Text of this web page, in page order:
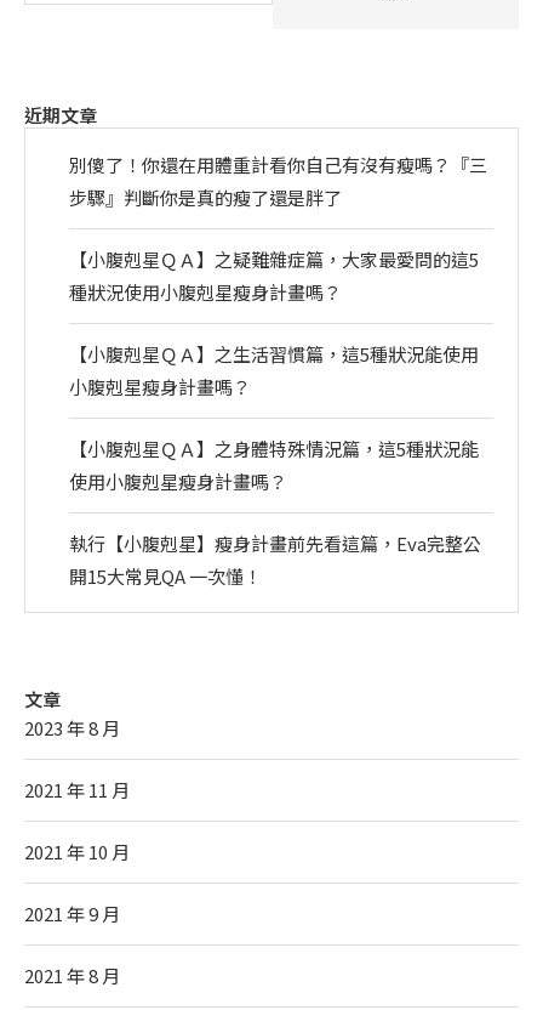
近期文章
別傻了！你還在用體重計看你自己有沒有瘦嗎？『三
步驟』判斷你是真的瘦了還是胖了
【小腹剋星ＱＡ】之疑難雜症篇，大家最愛問的這5
種狀況使用小腹剋星瘦身計畫嗎？
【小腹剋星ＱＡ】之生活習慣篇，這5種狀況能使用
小腹剋星瘦身計畫嗎？
【小腹剋星ＱＡ】之身體特殊情況篇，這5種狀況能
使用小腹剋星瘦身計畫嗎？
執行【小腹剋星】瘦身計畫前先看這篇，Eva完整公
開15大常見QA 一次懂！
文章
2023 年 8 月
2021 年 11 月
2021 年 10 月
2021 年 9 月
2021 年 8 月